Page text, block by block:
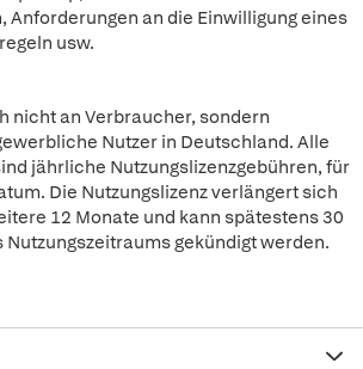
Anforderungen an die Einwilligung eines
usw.
nicht an Verbraucher, sondern
Nutzer in Deutschland. Alle
jährliche Nutzungslizenzgebühren, für
Die Nutzungslizenz verlängert sich
12 Monate und kann spätestens 30
Nutzungszeitraums gekündigt werden.